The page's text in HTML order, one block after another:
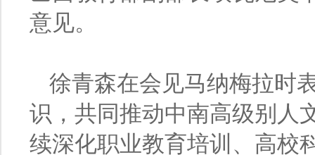
意见。
徐青森在会见马纳梅拉时
识，共同推动中南高级别人
续深化职业教育培训、高校